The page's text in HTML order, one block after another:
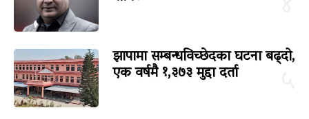
झापामा सम्बन्धविच्छेदका घटना बढ्दो,
एक वर्षमै १,३७३ मुद्दा दर्ता